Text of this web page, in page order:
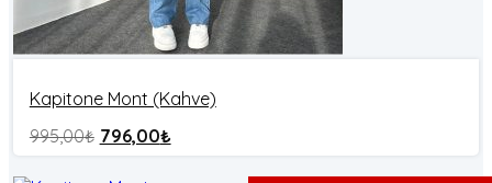
Kapitone Mont (Kahve)
995,00₺ 796,00₺